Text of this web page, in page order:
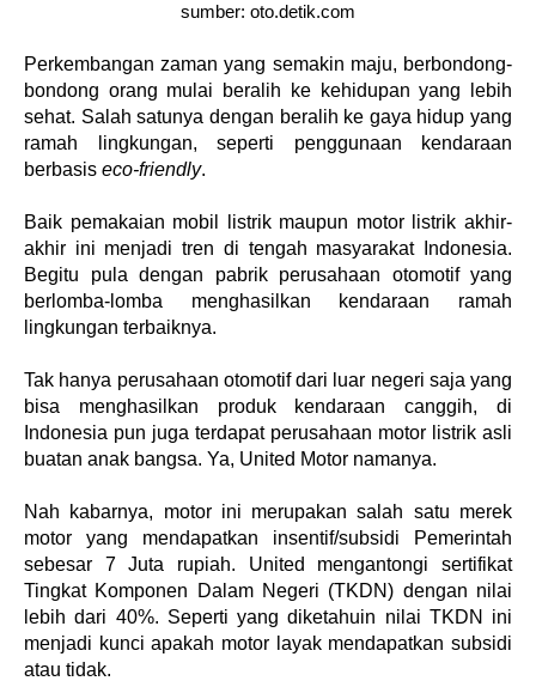
sumber: oto.detik.com
Perkembangan zaman yang semakin maju, berbondong-
bondong orang mulai beralih ke kehidupan yang lebih
sehat. Salah satunya dengan beralih ke gaya hidup yang
ramah lingkungan, seperti penggunaan kendaraan
berbasis eco-friendly.
Baik pemakaian mobil listrik maupun motor listrik akhir-
akhir ini menjadi tren di tengah masyarakat Indonesia.
Begitu pula dengan pabrik perusahaan otomotif yang
berlomba-lomba menghasilkan kendaraan ramah
lingkungan terbaiknya.
Tak hanya perusahaan otomotif dari luar negeri saja yang
bisa menghasilkan produk kendaraan canggih, di
Indonesia pun juga terdapat perusahaan motor listrik asli
buatan anak bangsa. Ya, United Motor namanya.
Nah kabarnya, motor ini merupakan salah satu merek
motor yang mendapatkan insentif/subsidi Pemerintah
sebesar 7 Juta rupiah. United mengantongi sertifikat
Tingkat Komponen Dalam Negeri (TKDN) dengan nilai
lebih dari 40%. Seperti yang diketahuin nilai TKDN ini
menjadi kunci apakah motor layak mendapatkan subsidi
atau tidak.